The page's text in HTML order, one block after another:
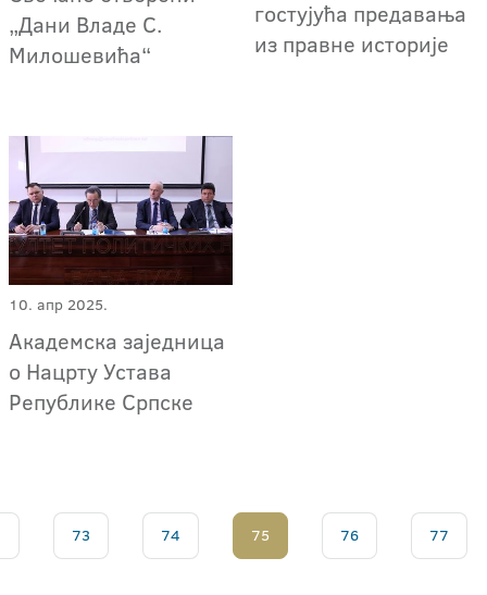
„Дани Владе С.
Милошевића“
гостујућа предавања
из правне историје
10. апр 2025.
Академска заједница
о Нацрту Устава
Републике Српске
73 74 75 76 77